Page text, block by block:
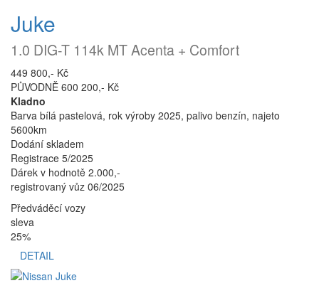
Juke
1.0 DIG-T 114k MT Acenta + Comfort
449 800,- Kč
PŮVODNĚ 600 200,- Kč
Kladno
Barva bílá pastelová, rok výroby 2025, palivo benzín, najeto
5600km
Dodání skladem
Registrace 5/2025
Dárek v hodnotě 2.000,-
registrovaný vůz 06/2025
Předváděcí vozy
sleva
25%
DETAIL